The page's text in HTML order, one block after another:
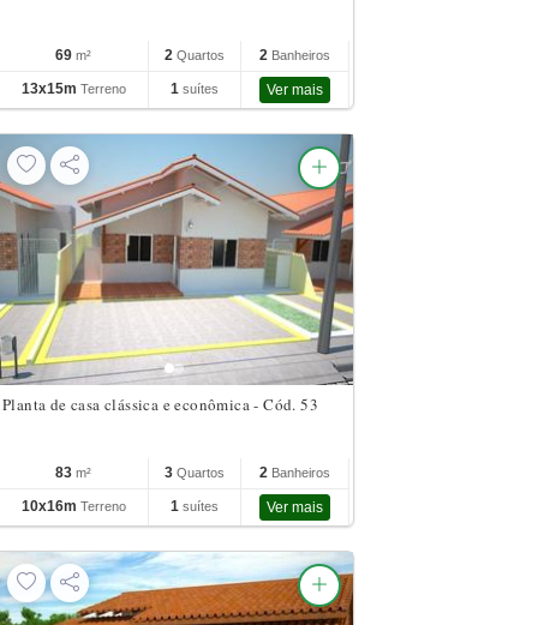
69 m² 2 Quartos 2 Banheiros
13x15m Terreno 1 suítes Ver mais
Planta de casa clássica e econômica - Cód. 53
83 m² 3 Quartos 2 Banheiros
10x16m Terreno 1 suítes Ver mais